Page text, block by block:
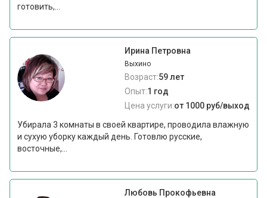
готовить,...
Ирина Петровна
Выхино
Возраст:59 лет
Опыт:1 год
Цена услуги:от 1000 руб/выход
Убирала 3 комнаты в своей квартире, проводила влажную
и сухую уборку каждый день. Готовлю русские,
восточные,...
Любовь Прокофьевна